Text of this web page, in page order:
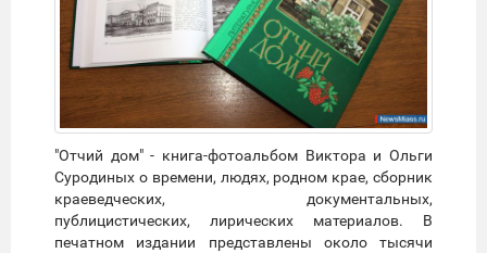
"Отчий дом" - книга-фотоальбом Виктора и Ольги
Суродиных о времени, людях, родном крае, сборник
краеведческих, документальных,
публицистических, лирических материалов. В
печатном издании представлены около тысячи